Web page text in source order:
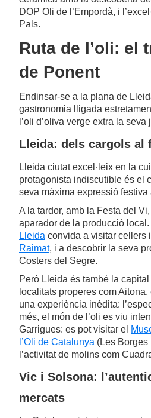
DOP Oli de l’Empordà, i
Pals.
Ruta de l’oli: el
de Ponent
Endinsar-se a la plana de
gastronomia lligada
l’oli d’oliva verge extra la
Lleida: dels cargols al
Lleida ciutat excel·leix en la
protagonista indiscutible és el
seva màxima expressió festiva
A la tardor, amb la Festa del
aparador de la producció local.
Lleida convida a visitar cellers
Raimat, i a descobrir la seva
Costers del Segre.
Però Lleida és també la
localitats properes com Aitona,
una experiència inèdita:
més, el món de l’oli es viu
Garrigues: es pot visitar el
l’Oli de Catalunya (Les
l’activitat de molins com
Vic i Solsona:
mercats